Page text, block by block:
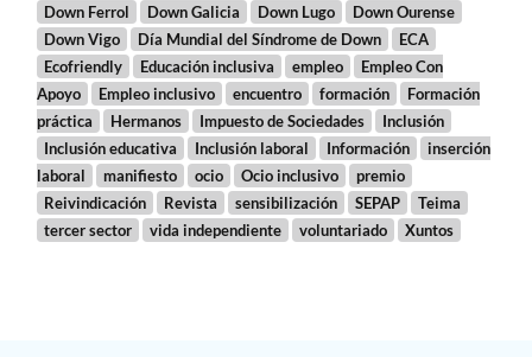
Down Ferrol
Down Galicia Down Lugo
Down Ourense
Down Vigo
Día Mundial del Síndrome de Down
ECA
Ecofriendly
Educación inclusiva empleo
Empleo Con
Apoyo
Empleo inclusivo encuentro formación
Formación
práctica
Hermanos Impuesto de Sociedades
Inclusión
Inclusión educativa
Inclusión laboral Información
inserción
laboral
manifiesto ocio Ocio inclusivo
premio
Reivindicación
Revista sensibilización SEPAP
Teima
tercer sector
vida independiente voluntariado Xuntos